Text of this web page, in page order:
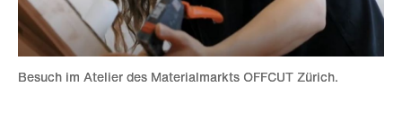
Besuch im Atelier des Materialmarkts OFFCUT Zürich.
Besuch im Atelier des Materialmarkts OFFCUT Zürich.